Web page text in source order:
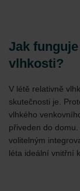
Jak
vlhkosti?
V létě relativně
skutečnosti je.
vlhkého
přiveden do
volitelným
léta ideální vnitřní